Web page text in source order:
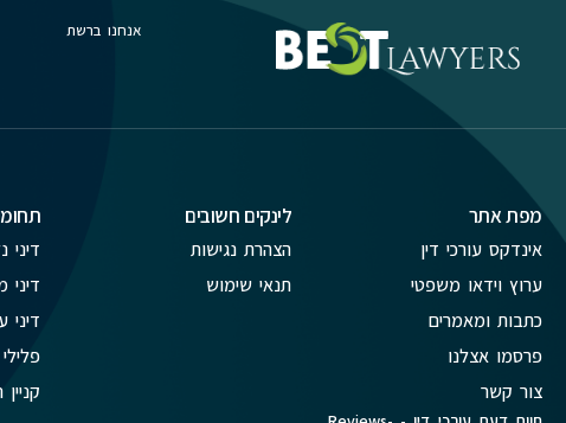
אנחנו ברשת
מפת אתר
אינדקס עורכי דין
ערוץ וידאו משפטי
כתבות ומאמרים
פרסמו אצלנו
צור קשר
לינקים חשובים
הצהרת נגישות
תנאי שימוש
דיני
דיני
פלילי
קניין